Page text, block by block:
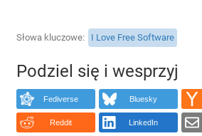
Słowa kluczowe I Love Free Software
Podziel się i wesprzyj
Fediverse Bluesky
Reddit LinkedIn